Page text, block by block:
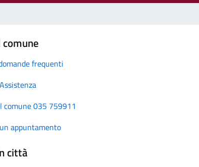
frequenti
comune 035 759911
appuntamento
città